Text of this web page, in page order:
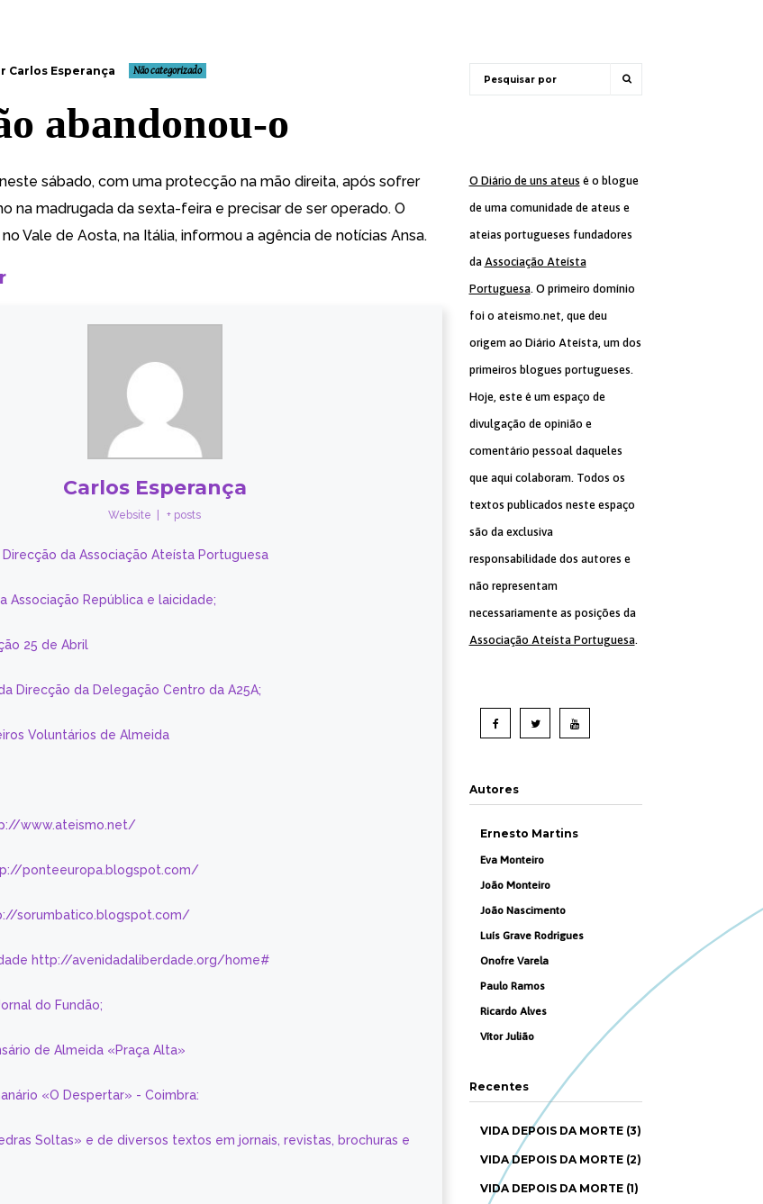
Carlos Esperança Não categorizado
abandonou-o
sábado, com uma protecção na mão direita, após sofrer
na madrugada da sexta-feira e precisar de ser operado. O
Vale de Aosta, na Itália, informou a agência de notícias Ansa.
Carlos Esperança
Website + posts
da Associação Ateísta Portuguesa
Associação República e laicidade;
25 de Abril
Direcção da Delegação Centro da A25A;
Voluntários de Almeida
www.ateismo.net/
ponteeuropa.blogspot.com/
sorumbatico.blogspot.com/
http://avenidadaliberdade.org/home#
do Fundão;
de Almeida «Praça Alta»
«O Despertar» - Coimbra:
Soltas» e de diversos textos em jornais, revistas, brochuras e
O Diário de uns ateus é o blogue
de uma comunidade de ateus e
ateias portugueses fundadores
da Associação Ateísta
Portuguesa. O primeiro domínio
foi o ateismo.net, que deu
origem ao Diário Ateísta, um dos
primeiros blogues portugueses.
Hoje, este é um espaço de
divulgação de opinião e
comentário pessoal daqueles
que aqui colaboram. Todos os
textos publicados neste espaço
são da exclusiva
responsabilidade dos autores e
não representam
necessariamente as posições da
Associação Ateísta Portuguesa.
Autores
Ernesto Martins
Eva Monteiro
João Monteiro
João Nascimento
Luís Grave Rodrigues
Onofre Varela
Paulo Ramos
Ricardo Alves
Vítor Julião
Recentes
VIDA DEPOIS DA MORTE (3)
VIDA DEPOIS DA MORTE (2)
VIDA DEPOIS DA MORTE (1)